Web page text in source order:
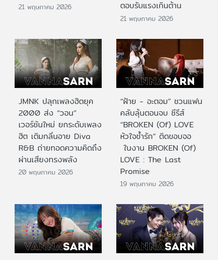
21 พฤษภาคม 2026
ตอบรับแรงเกินต้าน
21 พฤษภาคม 2026
JMNK ปลุกเพลงฮิตยุค
2000 ส่ง “วอน”
เวอร์ชันใหม่ ยกระดับเพลง
ฮิต เติมกลิ่นอาย Diva
R&B ถ่ายทอดความคิดถึง
ผ่านเสียงทรงพลัง
20 พฤษภาคม 2026
“ฝ้าย - อะตอม” ชวนแฟน
คลับลุ้นตอนจบ ซีรีส์
“BROKEN (Of) LOVE
หัวใจช้ำรัก” ติดขอบจอ
ในงาน BROKEN (Of)
LOVE : The Last
Promise
19 พฤษภาคม 2026